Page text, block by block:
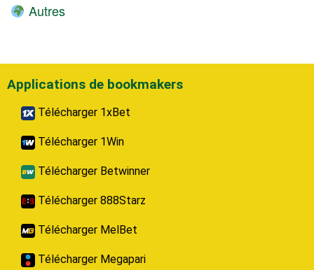
Autres
Applications de bookmakers
Télécharger 1xBet
Télécharger 1Win
Télécharger Betwinner
Télécharger 888Starz
Télécharger MelBet
Télécharger Megapari